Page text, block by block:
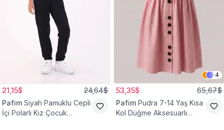
21,15$ 24,64$
Pafim Siyah Pamuklu Cepli
İçi Polarlı Kız Çocuk
4
53,35$ 65,67$
Pafim Pudra 7-14 Yaş Kısa
Kol Düğme Aksesuarlı